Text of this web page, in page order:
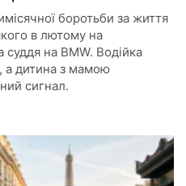
боротьби за життя
в лютому на
суддя на BMW. Водійка
а дитина з мамою
сигнал.